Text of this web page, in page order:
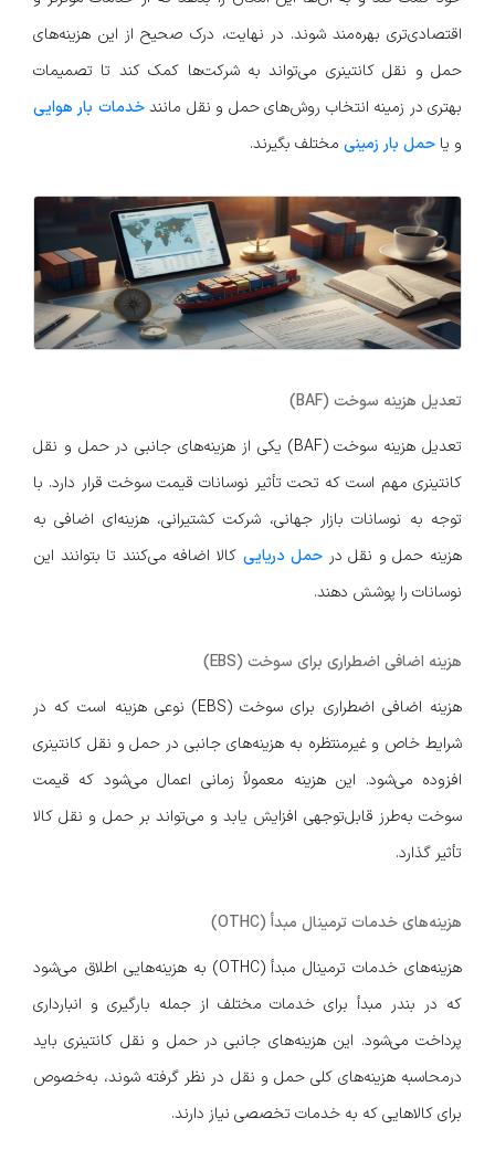
اقتصادی‌تری بهره‌مند شوند. در نهایت، درک صحیح از این هزینه‌های
حمل و نقل کانتینری می‌تواند به شرکت‌ها کمک کند تا تصمیمات
بهتری در زمینه انتخاب روش‌های حمل و نقل مانندخدمات بار هوایی
و یا حمل بار زمینی مختلف بگیرند.
تعدیل هزینه سوخت (BAF)
تعدیل هزینه سوخت (BAF) یکی از هزینه‌های جانبی در حمل و نقل
کانتینری مهم است که تحت تأثیر نوسانات قیمت سوخت قرار دارد. با
توجه به نوسانات بازار جهانی، شرکت کشتیرانی، هزینه‌ای اضافی به
هزینه حمل و نقل در حمل دریایی کالا اضافه می‌کنند تا بتوانند این
نوسانات را پوشش دهند.
هزینه اضافی اضطراری برای سوخت (EBS)
هزینه اضافی اضطراری برای سوخت (EBS) نوعی هزینه است که در
شرایط خاص و غیرمنتظره به هزینه‌های جانبی در حمل و نقل کانتینری
افزوده می‌شود. این هزینه معمولاً زمانی اعمال می‌شود که قیمت
سوخت به‌طرز قابل‌توجهی افزایش یابد و می‌تواند بر حمل و نقل کالا
تأثیر گذارد.
هزینه‌های خدمات ترمینال مبدأ (OTHC)
هزینه‌های خدمات ترمینال مبدأ (OTHC) به هزینه‌هایی اطلاق می‌شود
که در بندر مبدأ برای خدمات مختلف از جمله بارگیری و انبارداری
پرداخت می‌شود. این هزینه‌های جانبی در حمل و نقل کانتینری باید
درمحاسبه هزینه‌های کلی حمل و نقل در نظر گرفته شوند، به‌خصوص
برای کالاهایی که به خدمات تخصصی نیاز دارند.